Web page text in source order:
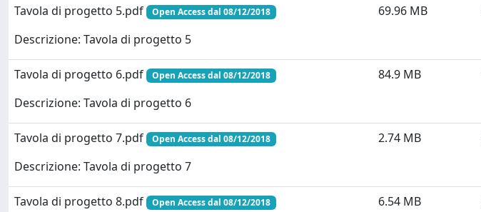
Tavola di progetto 5.pdf Open Access dal 08/12/2018
Descrizione: Tavola di progetto 5
69.96 MB
Tavola di progetto 6.pdf Open Access dal 08/12/2018
Descrizione: Tavola di progetto 6
84.9 MB
Tavola di progetto 7.pdf Open Access dal 08/12/2018
Descrizione: Tavola di progetto 7
2.74 MB
Tavola di progetto 8.pdf Open Access dal 08/12/2018 6.54 MB